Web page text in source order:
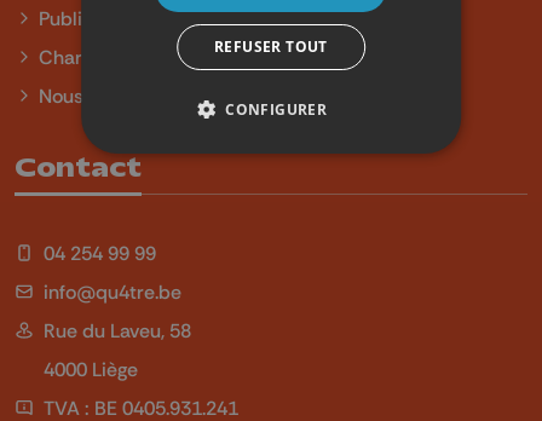
Publicité
Charte sur l'égalité et la diversité
Nous contacter
Contact
04 254 99 99
info@qu4tre.be
Rue du Laveu, 58
4000 Liège
TVA : BE 0405.931.241
REFUSER TOUT
CONFIGURER